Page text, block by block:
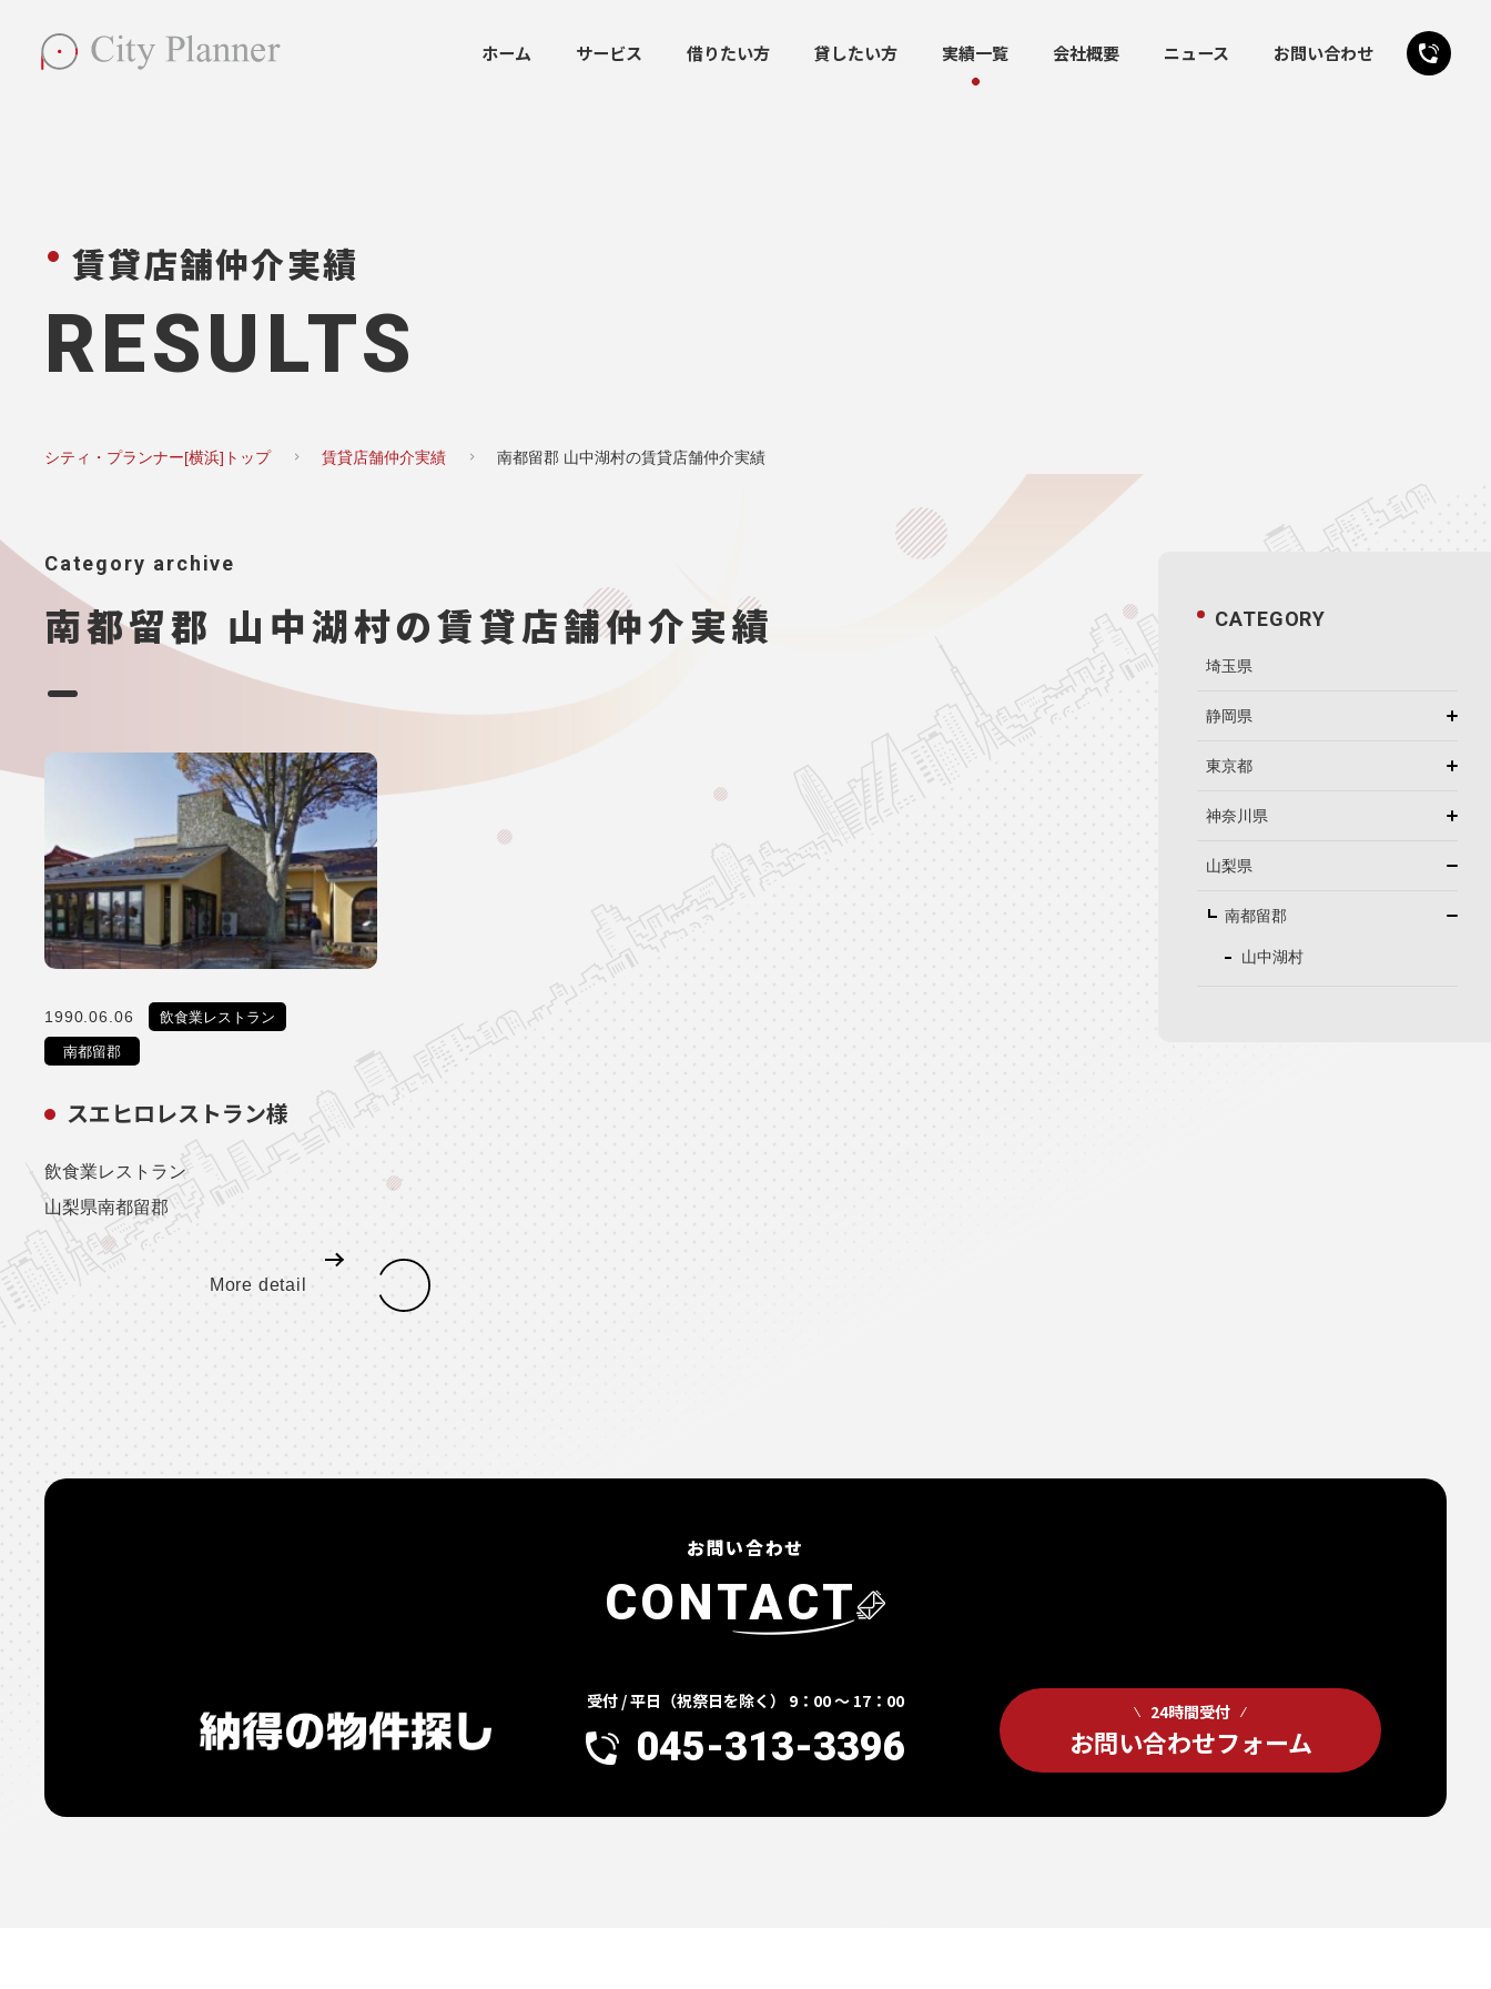
ホーム サービス 借りたい方 貸したい方 実績一覧 会社概要 ニュース お問い合わせ
賃貸店舗仲介実績
RESULTS
シティ・プランナー[横浜]トップ 賃貸店舗仲介実績 南都留郡 山中湖村の賃貸店舗仲介実績
Category archive
南都留郡 山中湖村の賃貸店舗仲介実績
1990.06.06 飲食業レストラン
南都留郡
スエヒロレストラン様
飲食業レストラン
山梨県南都留郡
More detail
CATEGORY
埼玉県
静岡県
東京都
神奈川県
山梨県
南都留郡
山中湖村
お問い合わせ
CONTACT
受付 / 平日（祝祭日を除く） 9：00 ～ 17：00
045-313-3396
24時間受付
お問い合わせフォーム